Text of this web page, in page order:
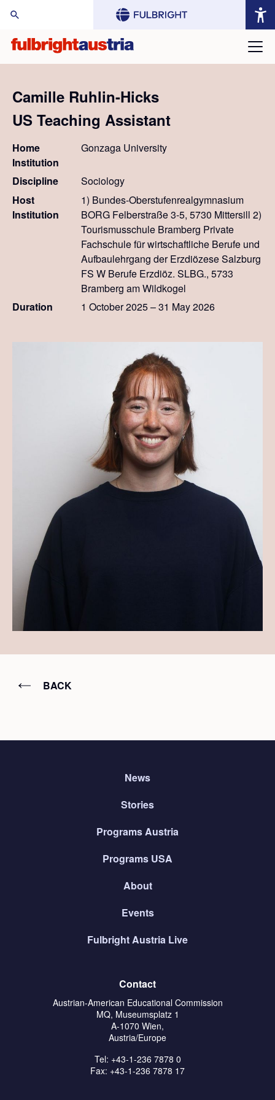
Camille Ruhlin-Hicks
US Teaching Assistant
Home
Institution
Gonzaga University
Discipline
Sociology
Host
Institution
1) Bundes-Oberstufenrealgymnasium
BORG Felberstraße 3-5, 5730 Mittersill 2)
Tourismusschule Bramberg Private
Fachschule für wirtschaftliche Berufe und
Aufbaulehrgang der Erzdiözese Salzburg
FS W Berufe Erzdiöz. SLBG., 5733
Bramberg am Wildkogel
Duration
1 October 2025 – 31 May 2026
BACK
News
Stories
Programs Austria
Programs USA
About
Events
Fulbright Austria Live
Contact
Austrian-American Educational Commission
MQ, Museumsplatz 1
A-1070 Wien,
Austria/Europe
Tel: +43-1-236 7878 0
Fax: +43-1-236 7878 17